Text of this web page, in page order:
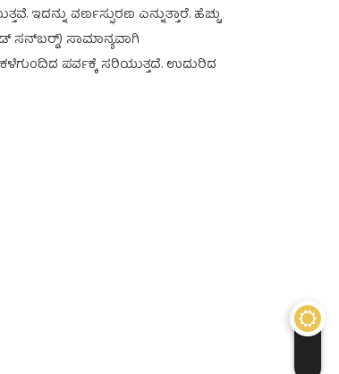
ಇದನ್ನು ವರ್ಣಸ್ಫುರಣ ಎನ್ನುತ್ತಾರೆ. ಹೆಚ್ಚು
ಸನ್‍ಬರ್ಡ್‍) ಸಾಮಾನ್ಯವಾಗಿ
ಪರ್ವಕ್ಕೆ ಸರಿಯುತ್ತದೆ. ಉದುರಿದ